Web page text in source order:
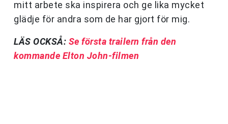
mitt arbete ska inspirera och ge lika mycket
glädje för andra som de har gjort för mig.
LÄS OCKSÅ: Se första trailern från den
kommande Elton John-filmen